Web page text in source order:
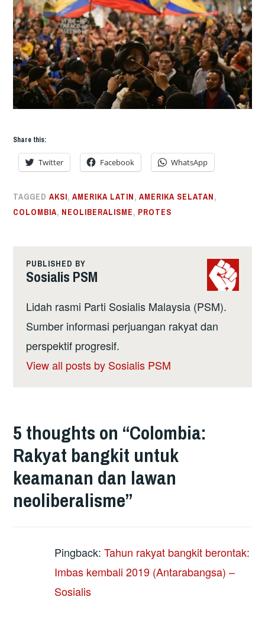
Share this:
Twitter Facebook WhatsApp
TAGGEDAKSI,AMERIKA LATIN,AMERIKA SELATAN,
COLOMBIA, NEOLIBERALISME, PROTES
PUBLISHED BY
Sosialis PSM
Lidah rasmi Parti Sosialis Malaysia (PSM).
Sumber informasi perjuangan rakyat dan
perspektif progresif.
View all posts by Sosialis PSM
5 thoughts on “Colombia:
Rakyat bangkit untuk
keamanan dan lawan
neoliberalisme”
Pingback:Tahun rakyat bangkit berontak:
Imbas kembali 2019 (Antarabangsa) –
Sosialis